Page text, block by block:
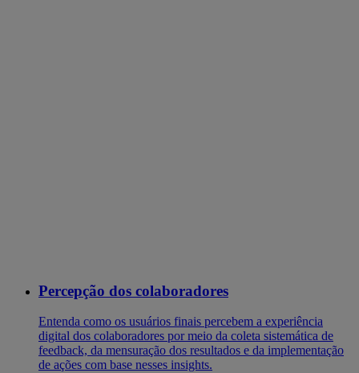
Percepção dos colaboradores
Entenda como os usuários finais percebem a experiência
digital dos colaboradores por meio da coleta sistemática de
feedback, da mensuração dos resultados e da implementação
de ações com base nesses insights.